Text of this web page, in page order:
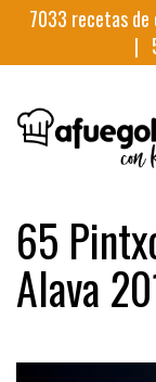
7033 recetas
|
65
Alava